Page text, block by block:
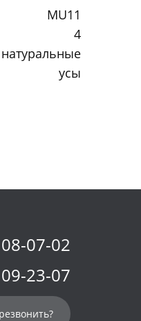
MU11
4
натуральные
усы
07-02
23-07